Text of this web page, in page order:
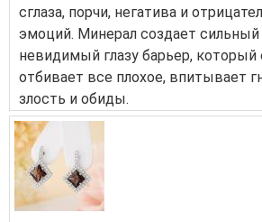
сглаза, порчи, негатива и
эмоций. Минерал создает сильный
невидимый глазу барьер, который
отбивает все плохое, впитывает
злость и обиды.